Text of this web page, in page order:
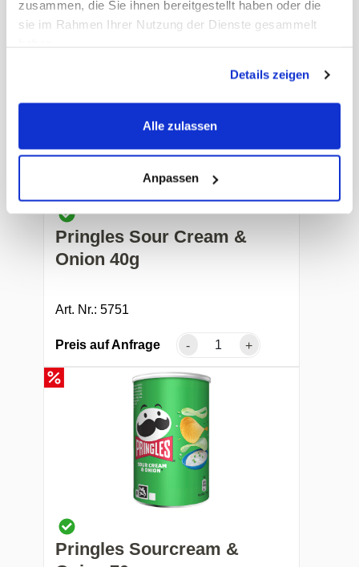
zusammen, die Sie ihnen bereitgestellt haben oder die
sie im Rahmen Ihrer Nutzung der Dienste gesammelt
Details zeigen
Alle zulassen
Anpassen
Preis auf Anfrage - +
Pringles Sour Cream &
Onion 40g
Art. Nr.: 5751
Preis auf Anfrage - +
Pringles Sourcream &